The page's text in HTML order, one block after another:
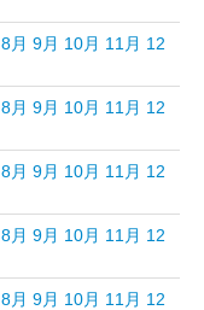
8月 9月 10月 11月 12
8月 9月 10月 11月 12
8月 9月 10月 11月 12
8月 9月 10月 11月 12
8月 9月 10月 11月 12